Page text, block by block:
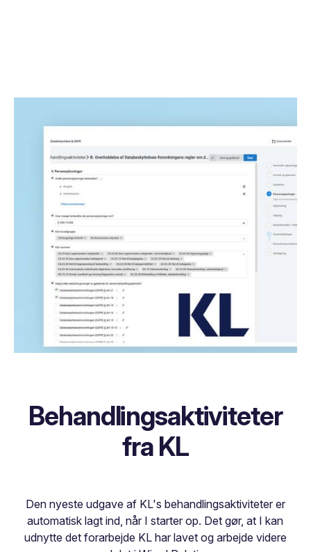
Behandlingsaktiviteter
fra KL
Den nyeste udgave af KL's behandlingsaktiviteter er
automatisk lagt ind, når I starter op. Det gør, at I kan
udnytte det forarbejde KL har lavet og arbejde videre